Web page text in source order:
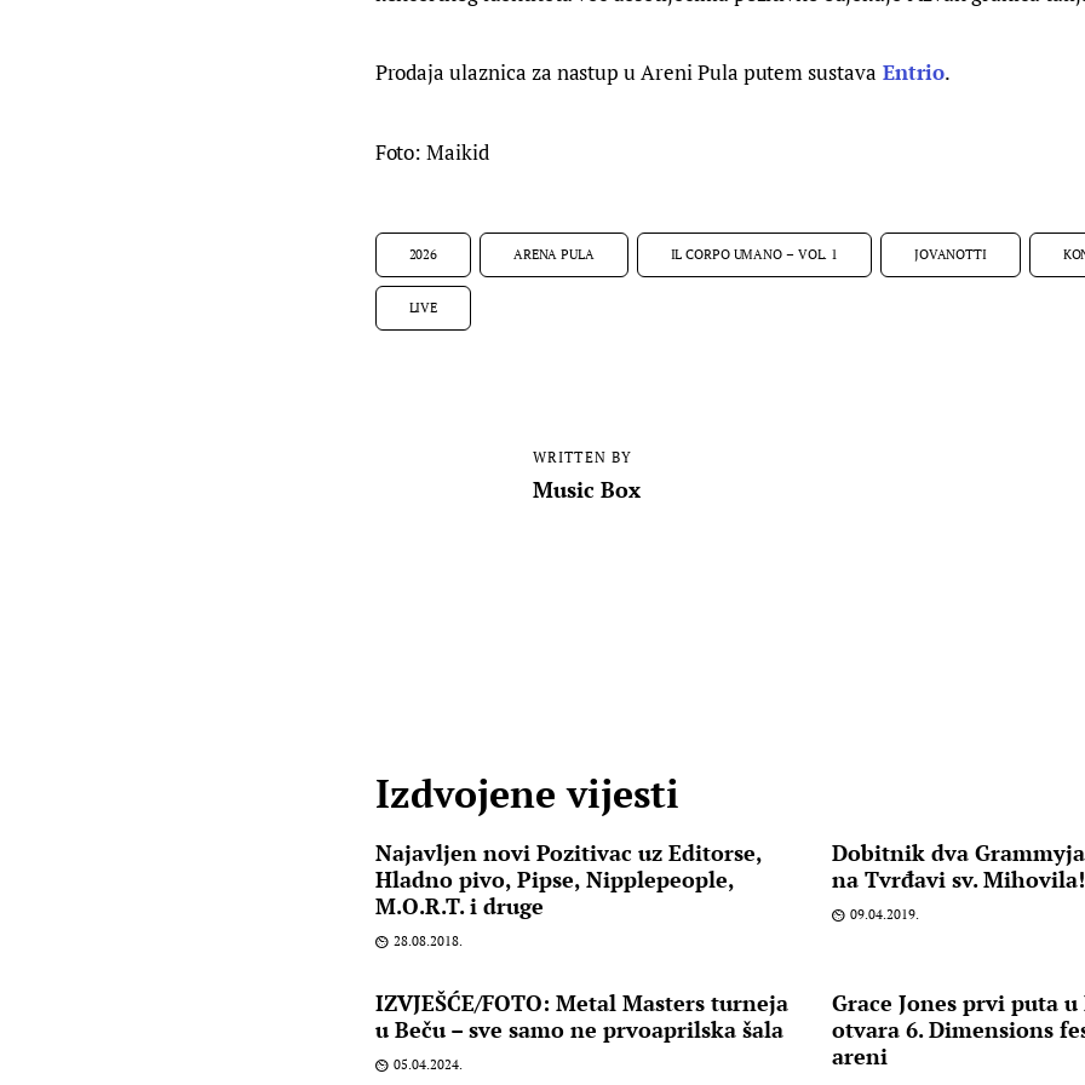
Prodaja ulaznica za nastup u Areni Pula putem sustava Entrio.
Foto: Maikid
2026 ARENA PULA IL CORPO UMANO – VOL. 1 JOVANOTTI
LIVE
WRITTEN BY
Music Box
Izdvojene vijesti
Najavljen novi Pozitivac uz Editorse,
Hladno pivo, Pipse, Nipplepeople,
M.O.R.T. i druge
28.08.2018.
Dobitnik dva
na Tvrđavi sv. Mihovila!
09.04.2019.
IZVJEŠĆE/FOTO: Metal Masters turneja
u Beču – sve samo ne prvoaprilska šala
05.04.2024.
Grace Jones prvi puta
otvara 6. Dimensions
areni